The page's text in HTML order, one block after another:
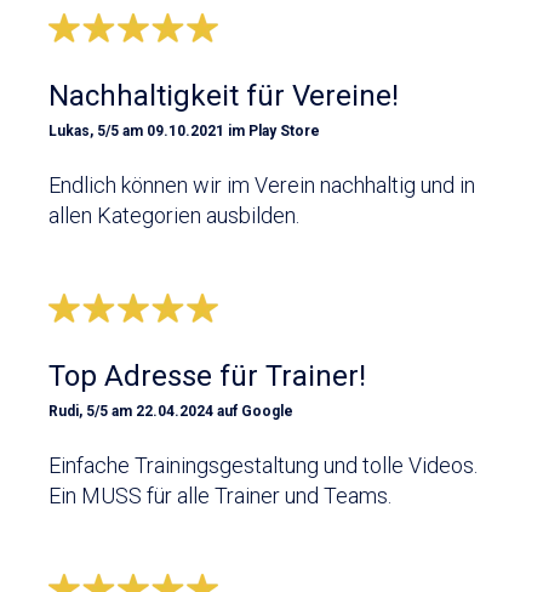
Nachhaltigkeit für Vereine!
Lukas, 5/5 am 09.10.2021 im Play Store
Endlich können wir im Verein nachhaltig und in
allen Kategorien ausbilden.
Top Adresse für Trainer!
Rudi, 5/5 am 22.04.2024 auf Google
Einfache Trainingsgestaltung und tolle Videos.
Ein MUSS für alle Trainer und Teams.